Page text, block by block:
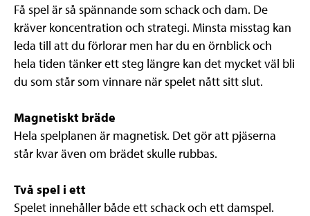
Få spel är så spännande som schack och dam. De
kräver koncentration och strategi. Minsta misstag kan
leda till att du förlorar men har du en örnblick och
hela tiden tänker ett steg längre kan det mycket väl bli
du som står som vinnare när spelet nått sitt slut.
Magnetiskt bräde
Hela spelplanen är magnetisk. Det gör att pjäserna
står kvar även om brädet skulle rubbas.
Två spel i ett
Spelet innehåller både ett schack och ett damspel.